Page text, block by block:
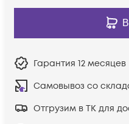
Гарантия 12 месяцев
Самовывоз со
Отгрузим в ТК для